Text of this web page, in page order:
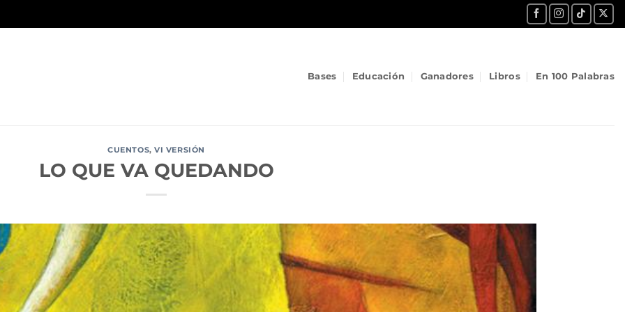
Bases Educación Ganadores Libros En 100 Palabras
CUENTOS,VI VERSIÓN
LO QUE VA QUEDANDO